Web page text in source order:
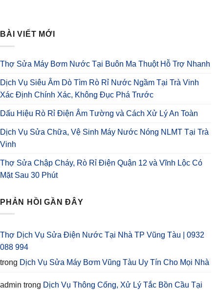
BÀI VIẾT MỚI
Thợ Sửa Máy Bơm Nước Tại Buôn Ma Thuột Hỗ Trợ Nhanh
Dịch Vụ Siêu Âm Dò Tìm Rò Rỉ Nước Ngầm Tại Trà Vinh
Xác Định Chính Xác, Không Đục Phá Trước
Dấu Hiệu Rò Rỉ Điện Âm Tường và Cách Xử Lý An Toàn
Dịch Vụ Sửa Chữa, Vệ Sinh Máy Nước Nóng NLMT Tại Trà
Vinh
Thợ Sửa Chập Cháy, Rò Rỉ Điện Quận 12 và Vĩnh Lộc Có
Mặt Sau 30 Phút
PHẢN HỒI GẦN ĐÂY
Thợ Dịch Vụ Sửa Điện Nước Tại Nhà TP Vũng Tàu | 0932
088 994
trong Dịch Vụ Sửa Máy Bơm Vũng Tàu Uy Tín Cho Mọi Nhà
admin trong Dịch Vụ Thông Cống, Xử Lý Tắc Bồn Cầu Tại